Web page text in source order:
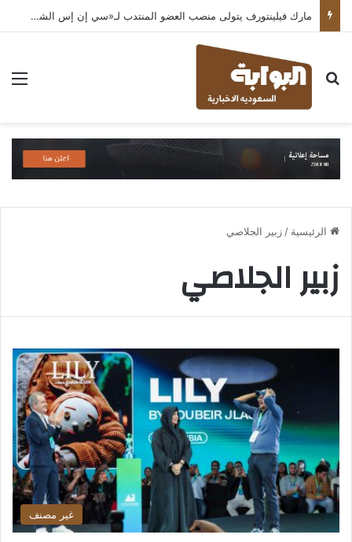
مارك فيلينتورف يتولى منصب العضو المنتدب لـ«سي إن إس الشرق الأوسط» ويشرف على شركات قطاع التكنولوجيا ضمن مجموعة غباش
بحث عن
الرئيسية / زبير الجلاصي
زبير الجلاصي
غير مصنف